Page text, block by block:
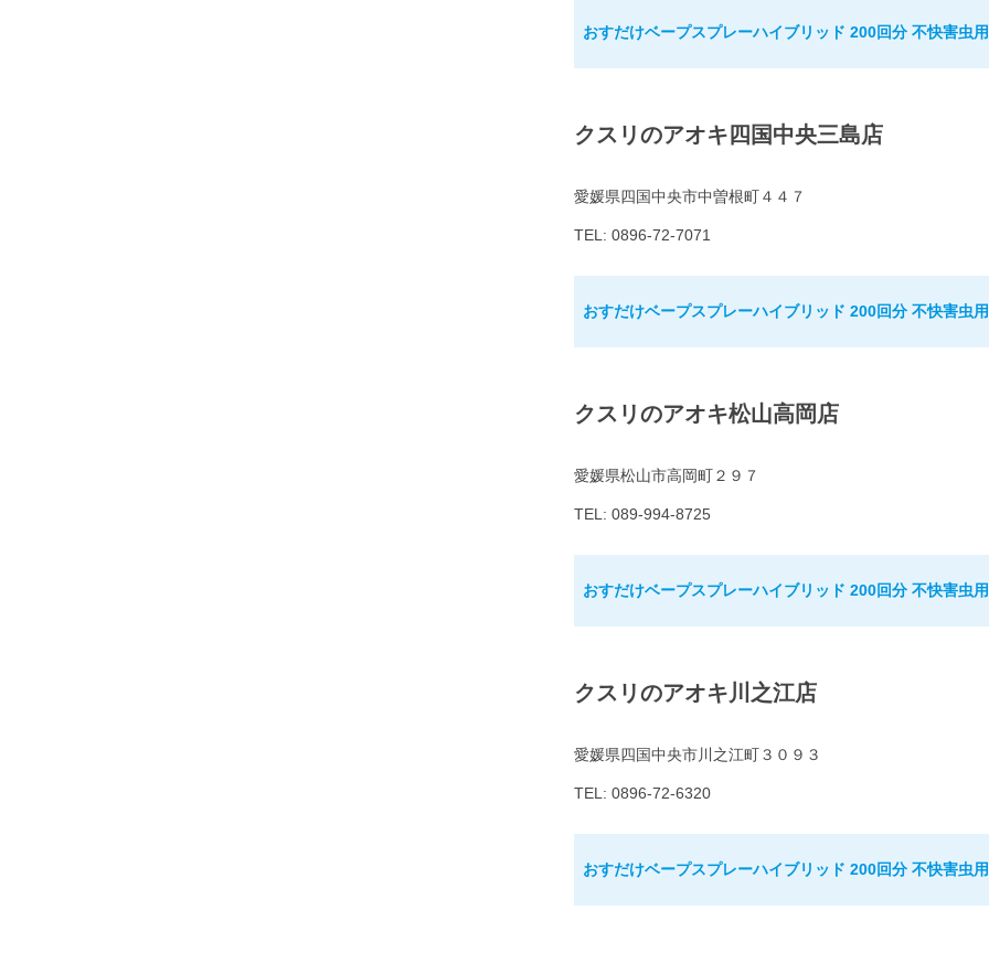
おすだけベープスプレーハイブリッド 200回分 不快害虫用
クスリのアオキ四国中央三島店
愛媛県四国中央市中曽根町４４７
TEL: 0896-72-7071
おすだけベープスプレーハイブリッド 200回分 不快害虫用
クスリのアオキ松山高岡店
愛媛県松山市高岡町２９７
TEL: 089-994-8725
おすだけベープスプレーハイブリッド 200回分 不快害虫用
クスリのアオキ川之江店
愛媛県四国中央市川之江町３０９３
TEL: 0896-72-6320
おすだけベープスプレーハイブリッド 200回分 不快害虫用